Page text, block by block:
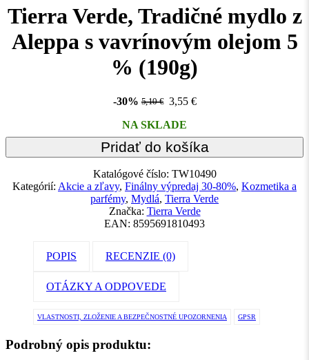
Tierra Verde, Tradičné mydlo z
Aleppa s vavrínovým olejom 5
% (190g)
-30% 5,10€ 3,55 €
NA SKLADE
Pridať do košíka
Katalógové číslo: TW10490
Kategórií: Akcie a zľavy, Finálny výpredaj 30-80%, Kozmetika a
parfémy, Mydlá, Tierra Verde
Značka: Tierra Verde
EAN: 8595691810493
POPIS RECENZIE (0)
OTÁZKY A ODPOVEDE
VLASTNOSTI, ZLOŽENIE A BEZPEČNOSTNÉ UPOZORNENIA GPSR
Podrobný opis produktu: